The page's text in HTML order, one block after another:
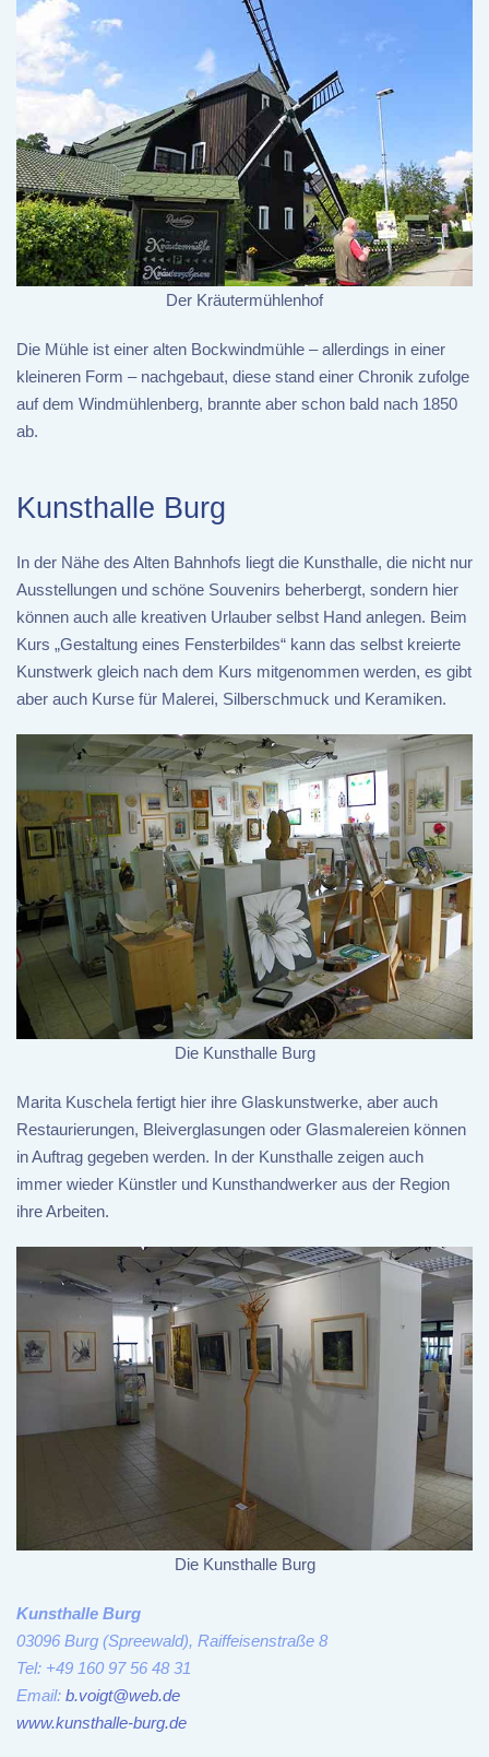
Der Kräutermühlenhof
Die Mühle ist einer alten Bockwindmühle – allerdings in einer
kleineren Form – nachgebaut, diese stand einer Chronik zufolge
auf dem Windmühlenberg, brannte aber schon bald nach 1850
ab.
Kunsthalle Burg
In der Nähe des Alten Bahnhofs liegt die Kunsthalle, die nicht nur
Ausstellungen und schöne Souvenirs beherbergt, sondern hier
können auch alle kreativen Urlauber selbst Hand anlegen. Beim
Kurs „Gestaltung eines Fensterbildes“ kann das selbst kreierte
Kunstwerk gleich nach dem Kurs mitgenommen werden, es gibt
aber auch Kurse für Malerei, Silberschmuck und Keramiken.
Die Kunsthalle Burg
Marita Kuschela fertigt hier ihre Glaskunstwerke, aber auch
Restaurierungen, Bleiverglasungen oder Glasmalereien können
in Auftrag gegeben werden. In der Kunsthalle zeigen auch
immer wieder Künstler und Kunsthandwerker aus der Region
ihre Arbeiten.
Die Kunsthalle Burg
Kunsthalle Burg
03096 Burg (Spreewald), Raiffeisenstraße 8
Tel: +49 160 97 56 48 31
Email: b.voigt@web.de
www.kunsthalle-burg.de